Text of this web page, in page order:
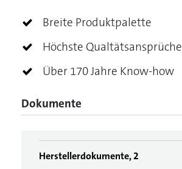
Breite Produktpalette
Höchste Qualtätsansprüche
Über 170 Jahre Know-how
Dokumente
Herstellerdokumente, 2